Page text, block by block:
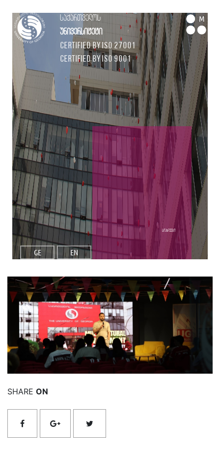
საქართველოს
უნივერსიტეტი
Certified by ISO 27001
Certified by ISO 9001
M
GE EN
სიახლეები
იხილეთ მეტი
SHARE ON